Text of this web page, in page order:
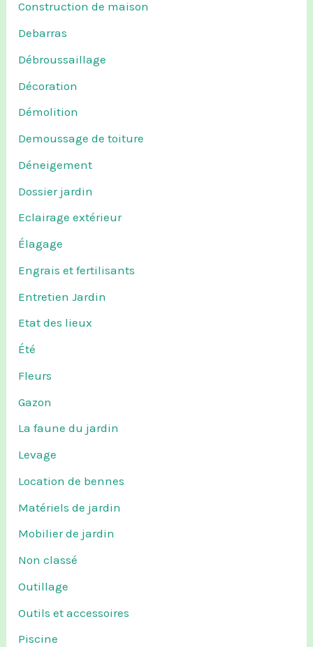
Construction de maison
Debarras
Débroussaillage
Décoration
Démolition
Demoussage de toiture
Déneigement
Dossier jardin
Eclairage extérieur
Élagage
Engrais et fertilisants
Entretien Jardin
Etat des lieux
Été
Fleurs
Gazon
La faune du jardin
Levage
Location de bennes
Matériels de jardin
Mobilier de jardin
Non classé
Outillage
Outils et accessoires
Piscine